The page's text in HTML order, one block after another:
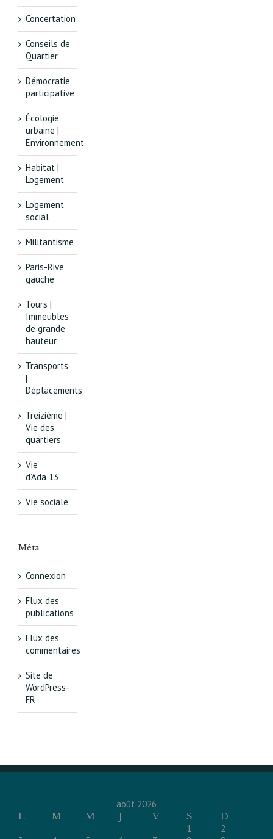
Concertation
Conseils de
Quartier
Démocratie
participative
Écologie
urbaine |
Environnement
Habitat |
Logement
Logement
social
Militantisme
Paris-Rive
gauche
Tours |
Immeubles
de grande
hauteur
Transports
|
Déplacements
Treizième |
Vie des
quartiers
Vie
d’Ada 13
Vie sociale
Méta
Connexion
Flux des
publications
Flux des
commentaires
Site de
WordPress-
FR
août 2026
L
M M J V S
D
1
2